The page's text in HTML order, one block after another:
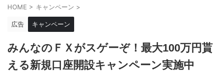
HOME > キャンペーン >
広告 キャンペーン
みんなのＦＸがスゲーぞ！最大100万円貰
える新規口座開設キャンペーン実施中